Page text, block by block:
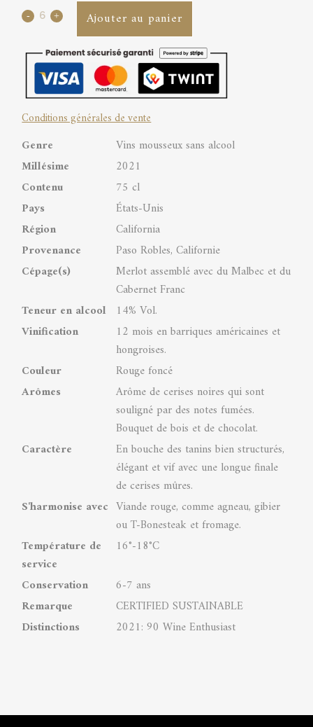
Los
Merlot
Paso
Robles
AVA
quantity
Ajouter au panier
Conditions générales de vente
Genre
Vins mousseux sans alcool
Millésime
2021
Contenu
75 cl
Pays
États-Unis
Région
California
Provenance
Paso Robles, Californie
Cépage(s)
Merlot assemblé avec du Malbec et du
Cabernet Franc
Teneur en alcool
14% Vol.
Vinification
12 mois en barriques américaines et
hongroises.
Couleur
Rouge foncé
Arômes
Arôme de cerises noires qui sont
souligné par des notes fumées.
Bouquet de bois et de chocolat.
Caractère
En bouche des tanins bien structurés,
élégant et vif avec une longue finale
de cerises mûres.
S'harmonise avec Viande rouge, comme agneau, gibier
ou T-Bonesteak et fromage.
Température de
service
16°-18°C
Conservation
6-7 ans
Remarque
CERTIFIED SUSTAINABLE
Distinctions
2021: 90 Wine Enthusiast